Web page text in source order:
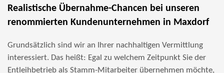
Realistische Übernahme-Chancen bei unseren
renommierten Kundenunternehmen in Maxdorf
Grundsätzlich sind wir an Ihrer nachhaltigen Vermittlung
interessiert. Das heißt: Egal zu welchem Zeitpunkt Sie der
Entleihbetrieb als Stamm-Mitarbeiter übernehmen möchte,